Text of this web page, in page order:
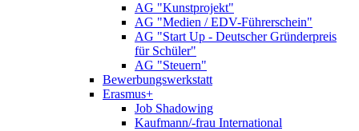
AG "Kunstprojekt"
AG "Medien / EDV-Führerschein"
AG "Start Up - Deutscher Gründerpreis
für Schüler"
AG "Steuern"
Bewerbungswerkstatt
Erasmus+
Job Shadowing
Kaufmann/-frau International